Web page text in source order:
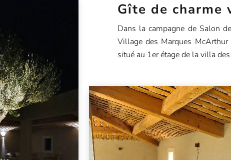
Gîte de charme
Dans la campagne de Salon
Village des Marques
situé au 1er étage de la villa